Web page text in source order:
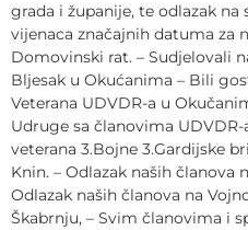
grada i županije, te odlazak na
vijenaca značajnih datuma za
Domovinski rat. – Sudjelovali
Bljesak u Okućanima – Bili
Veterana UDVDR-a u
Udruge sa članovima
veterana 3.Bojne 3.Gardijske
Knin. – Odlazak naših članova
Odlazak naših članova na
Škabrnju, – Svim članovima i